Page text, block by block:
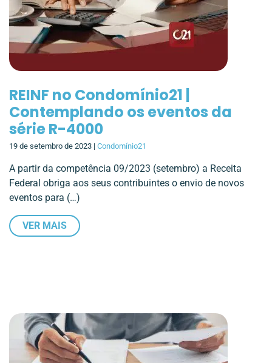
REINF no Condomínio21 |
Contemplando os eventos da
série R-4000
19 de setembro de 2023 | Condomínio21
A partir da competência 09/2023 (setembro) a Receita
Federal obriga aos seus contribuintes o envio de novos
eventos para (…)
VER MAIS